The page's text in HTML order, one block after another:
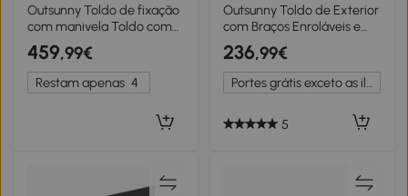
Outsunny Toldo de fixação
com manivela Toldo com
luzes solares Toldo de
braço articulado Proteção
solar UV 50+ 400 cm de
largura Cinza
459,99€
Restam apenas 4
Outsunny Toldo de Exterior
com Braços Enroláveis e
Abertura por Manivela
360x250 cm Cinza
236,99€
Portes grátis exceto as ilhas
5